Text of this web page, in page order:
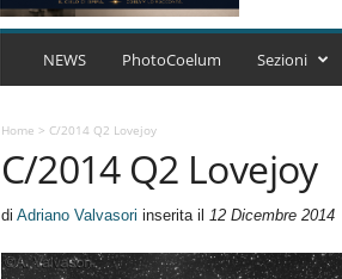
C
A
r
NEWS PhotoCoelum Sezioni
Home > C/2014 Q2 Lovejoy
C/2014 Q2 Lovejoy
di Adriano Valvasori inserita il 12 Dicembre 2014